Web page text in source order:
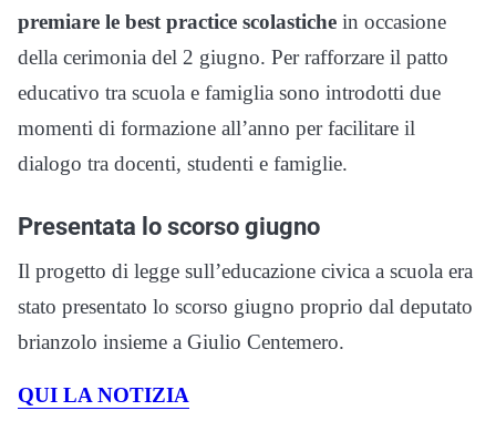
premiare le best practice scolastiche in occasione
della cerimonia del 2 giugno. Per rafforzare il patto
educativo tra scuola e famiglia sono introdotti due
momenti di formazione all’anno per facilitare il
dialogo tra docenti, studenti e famiglie.
Presentata lo scorso giugno
Il progetto di legge sull’educazione civica a scuola era
stato presentato lo scorso giugno proprio dal deputato
brianzolo insieme a Giulio Centemero.
QUI LA NOTIZIA